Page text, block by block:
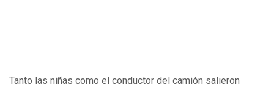
Tanto las niñas como el conductor del camión salieron